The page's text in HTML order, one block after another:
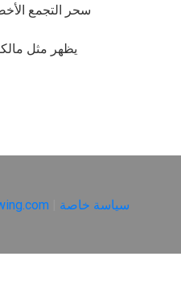
سحر التجمع
يظهر مثل
سياسة خاصة